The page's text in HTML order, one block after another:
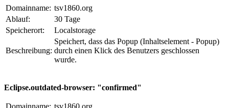
Domainname: tsv1860.org
Ablauf:
30 Tage
Speicherort:
Localstorage
Beschreibung:
Speichert, dass das Popup (Inhaltselement - Popup)
durch einen Klick des Benutzers geschlossen
wurde.
Eclipse.outdated-browser: "confirmed"
Domainname: tsv1860.org